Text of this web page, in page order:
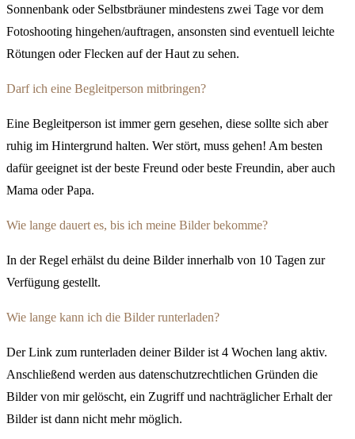
Sonnenbank oder Selbstbräuner mindestens zwei Tage vor dem
Fotoshooting hingehen/auftragen, ansonsten sind eventuell leichte
Rötungen oder Flecken auf der Haut zu sehen.
Darf ich eine Begleitperson mitbringen?
Eine Begleitperson ist immer gern gesehen, diese sollte sich aber
ruhig im Hintergrund halten. Wer stört, muss gehen! Am besten
dafür geeignet ist der beste Freund oder beste Freundin, aber auch
Mama oder Papa.
Wie lange dauert es, bis ich meine Bilder bekomme?
In der Regel erhälst du deine Bilder innerhalb von 10 Tagen zur
Verfügung gestellt.
Wie lange kann ich die Bilder runterladen?
Der Link zum runterladen deiner Bilder ist 4 Wochen lang aktiv.
Anschließend werden aus datenschutzrechtlichen Gründen die
Bilder von mir gelöscht, ein Zugriff und nachträglicher Erhalt der
Bilder ist dann nicht mehr möglich.